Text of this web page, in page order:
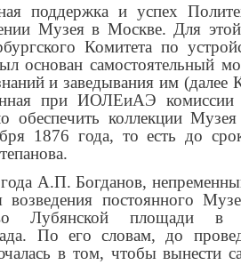
поддержка и успех
Музея в Москве. Для
Комитета по
основан самостоятельный
и заведывания им (далее
при ИОЛЕиАЭ комиссии
обеспечить коллекции
1876 года, то есть до
А.П. Богданов,
постоянного
Лубянской площади в
По его словам, до
в том, чтобы вынести